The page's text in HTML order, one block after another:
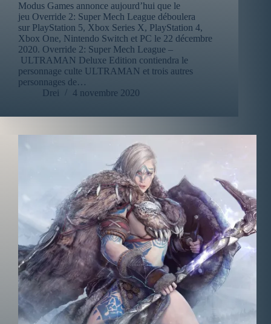
Modus Games annonce aujourd’hui que le
jeu Override 2: Super Mech League déboulera
sur PlayStation 5, Xbox Series X, PlayStation 4,
Xbox One, Nintendo Switch et PC le 22 décembre
2020. Override 2: Super Mech League –
ULTRAMAN Deluxe Edition contiendra le
personnage culte ULTRAMAN et trois autres
personnages de…
Drei
4 novembre 2020